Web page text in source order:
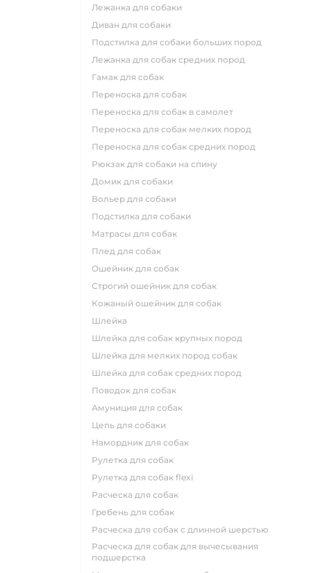
лежанка для собаки
диван для собаки
подстилка для собаки больших пород
лежанка для собак средних пород
гамак для собак
переноска для собак
переноска для собак в самолет
переноска для собак мелких пород
переноска для собак средних пород
рюкзак для собаки на спину
домик для собаки
вольер для собаки
подстилка для собаки
матрасы для собак
плед для собак
ошейник для собак
строгий ошейник для собак
кожаный ошейник для собак
шлейка
шлейка для собак крупных пород
шлейка для мелких пород собак
шлейка для собак средних пород
поводок для собак
амуниция для собак
цепь для собаки
намордник для собак
рулетка для собак
рулетка для собак flexi
расческа для собак
гребень для собак
расческа для собак с длинной шерстью
расческа для собак для вычесывания
подшерстка